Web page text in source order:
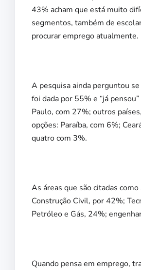
43% acham que está muito
segmentos, também de
procurar emprego atualmente.
A pesquisa ainda perguntou
foi dada por 55% e “já
Paulo, com 27%; outros
opções: Paraíba, com 6%;
quatro com 3%.
As áreas que são citadas
Construção Civil, por 42%;
Petróleo e Gás, 24%;
Quando pensa em emprego,